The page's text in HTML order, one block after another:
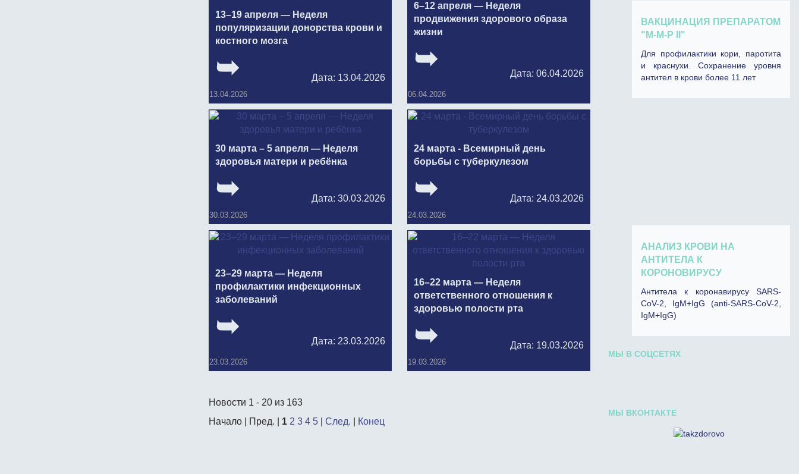
13–19 апреля — Неделя
популяризации донорства крови и
костного мозга
Дата: 13.04.2026
13.04.2026
6–12 апреля — Неделя
продвижения здорового образа
жизни
Дата: 06.04.2026
06.04.2026
30 марта – 5 апреля — Неделя
здоровья матери и ребёнка
Дата: 30.03.2026
30.03.2026
24 марта - Всемирный день
борьбы с туберкулезом
Дата: 24.03.2026
24.03.2026
23–29 марта — Неделя
профилактики инфекционных
заболеваний
Дата: 23.03.2026
23.03.2026
16–22 марта — Неделя
ответственного отношения к
здоровью полости рта
Дата: 19.03.2026
19.03.2026
Новости 1 - 20 из 163
Начало | Пред. | 1 2 3 4 5 След. Конец
ВАКЦИНАЦИЯ ПРЕПАРАТОМ
"М-М-P II"
Для профилактики кори, паротита
и краснухи. Сохранение уровня
антител в крови более 11 лет
АНАЛИЗ КРОВИ НА
АНТИТЕЛА К
КОРОНОВИРУСУ
Антитела к коронавирусу SARS-
CoV-2, IgM+IgG (anti-SARS-CoV-2,
IgM+IgG)
МЫ В СОЦСЕТЯХ
МЫ ВКОНТАКТЕ